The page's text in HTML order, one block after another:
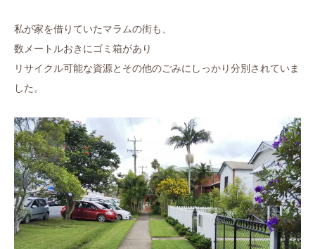
私が家を借りていたマラムの街も、
数メートルおきにゴミ箱があり
リサイクル可能な資源とその他のごみにしっかり分別されていま
した。